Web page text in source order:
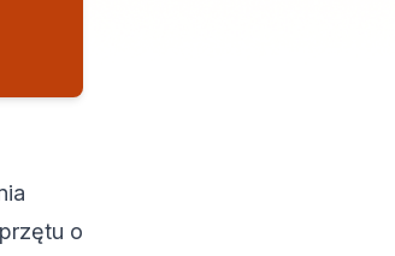
o